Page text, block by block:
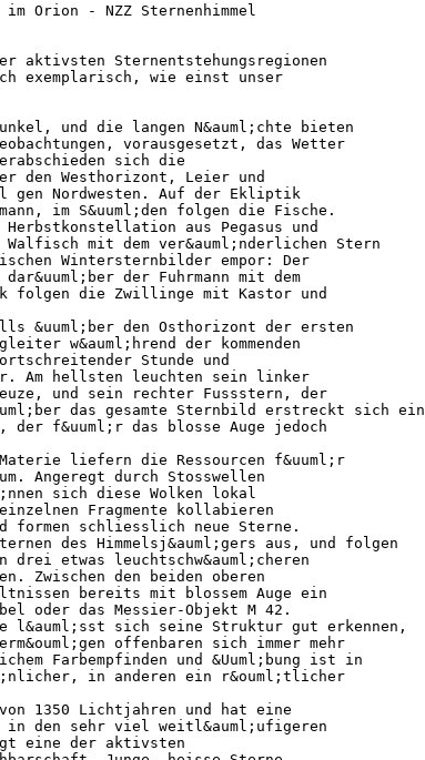
im Orion - NZZ Sternenhimmel
aktivsten Sternentstehungsregionen
exemplarisch, wie einst unser
und die langen N&auml;chte bieten
vorausgesetzt, das Wetter
sich die
den Westhorizont, Leier und
gen Nordwesten. Auf der Ekliptik
im S&uuml;den folgen die Fische.
aus Pegasus und
mit dem ver&auml;nderlichen Stern
Wintersternbilder empor: Der
der Fuhrmann mit dem
folgen die Zwillinge mit Kastor und
&uuml;ber den Osthorizont der ersten
w&auml;hrend der kommenden
Stunde und
Am hellsten leuchten sein linker
und sein rechter Fussstern, der
das gesamte Sternbild erstreckt sich ein
der f&uuml;r das blosse Auge jedoch
liefern die Ressourcen f&uuml;r
Angeregt durch Stosswellen
sich diese Wolken lokal
Fragmente kollabieren
formen schliesslich neue Sterne.
des Himmelsj&auml;gers aus, und folgen
etwas leuchtschw&auml;cheren
Zwischen den beiden oberen
bereits mit blossem Auge ein
oder das Messier-Objekt M 42.
l&auml;sst sich seine Struktur gut erkennen,
offenbaren sich immer mehr
Farbempfinden und &Uuml;bung ist in
in anderen ein r&ouml;tlicher
1350 Lichtjahren und hat eine
in den sehr viel weitl&auml;ufigeren
eine der aktivsten